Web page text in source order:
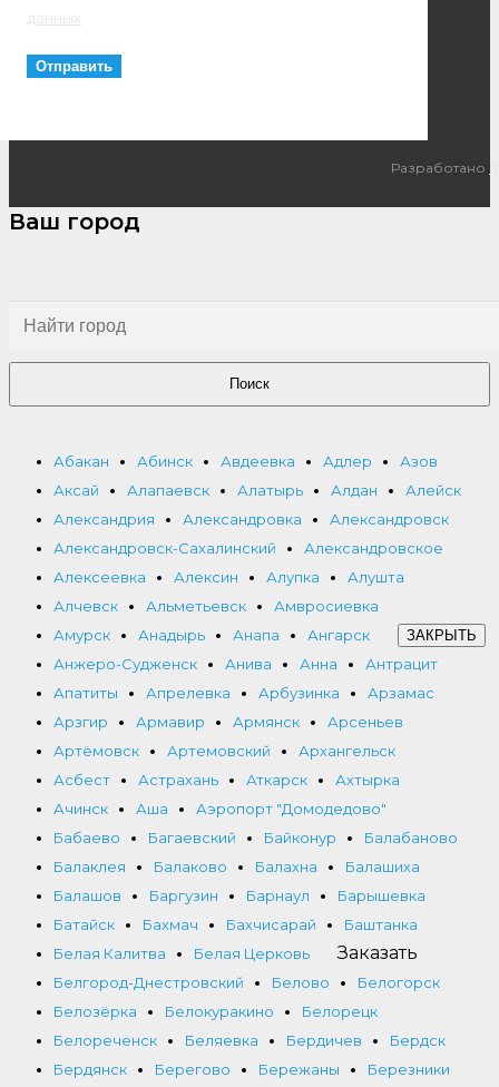
данных
Разработано
Ваш город
Поиск
Абакан Абинск Авдеевка Адлер
Азов
Аксай
Алапаевск Алатырь Алдан
Алейск
Александрия
Александровка
Александровск
Александровск-Сахалинский
Александровское
Алексеевка
Алексин Алупка
Алушта
Алчевск
Альметьевск
Амвросиевка
Амурск
Анадырь Анапа
Ангарск
Анжеро-Судженск
Анива Анна
Антрацит
Апатиты
Апрелевка Арбузинка
Арзамас
Арзгир
Армавир Армянск
Арсеньев
Артёмовск
Артемовский
Архангельск
Асбест
Астрахань Аткарск
Ахтырка
Ачинск
Аша
Аэропорт "Домодедово"
Бабаево
Багаевский Байконур
Балабаново
Балаклея
Балаково Балахна
Балашиха
Балашов
Баргузин Барнаул
Барышевка
Батайск
Бахмач Бахчисарай
Баштанка
Белая Калитва
Белая Церковь
Белгород-Днестровский
Белово
Белогорск
Белозёрка
Белокуракино
Белорецк
Белореченск
Беляевка Бердичев
Бердск
Бердянск
Берегово Бережаны
Березники
ЗАКРЫТЬ
Заказать